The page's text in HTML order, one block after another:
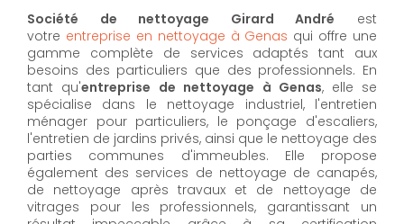
Société de nettoyage Girard André est
votre entreprise en nettoyage à Genas qui offre une
gamme complète de services adaptés tant aux
besoins des particuliers que des professionnels. En
tant qu'entreprise de nettoyage à Genas, elle se
spécialise dans le nettoyage industriel, l'entretien
ménager pour particuliers, le ponçage d'escaliers,
l'entretien de jardins privés, ainsi que le nettoyage des
parties communes d'immeubles. Elle propose
également des services de nettoyage de canapés,
de nettoyage après travaux et de nettoyage de
vitrages pour les professionnels, garantissant un